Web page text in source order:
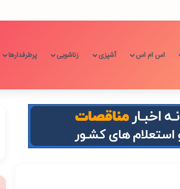
اس ام اس آشپزی زناشویی پرطرفدارها